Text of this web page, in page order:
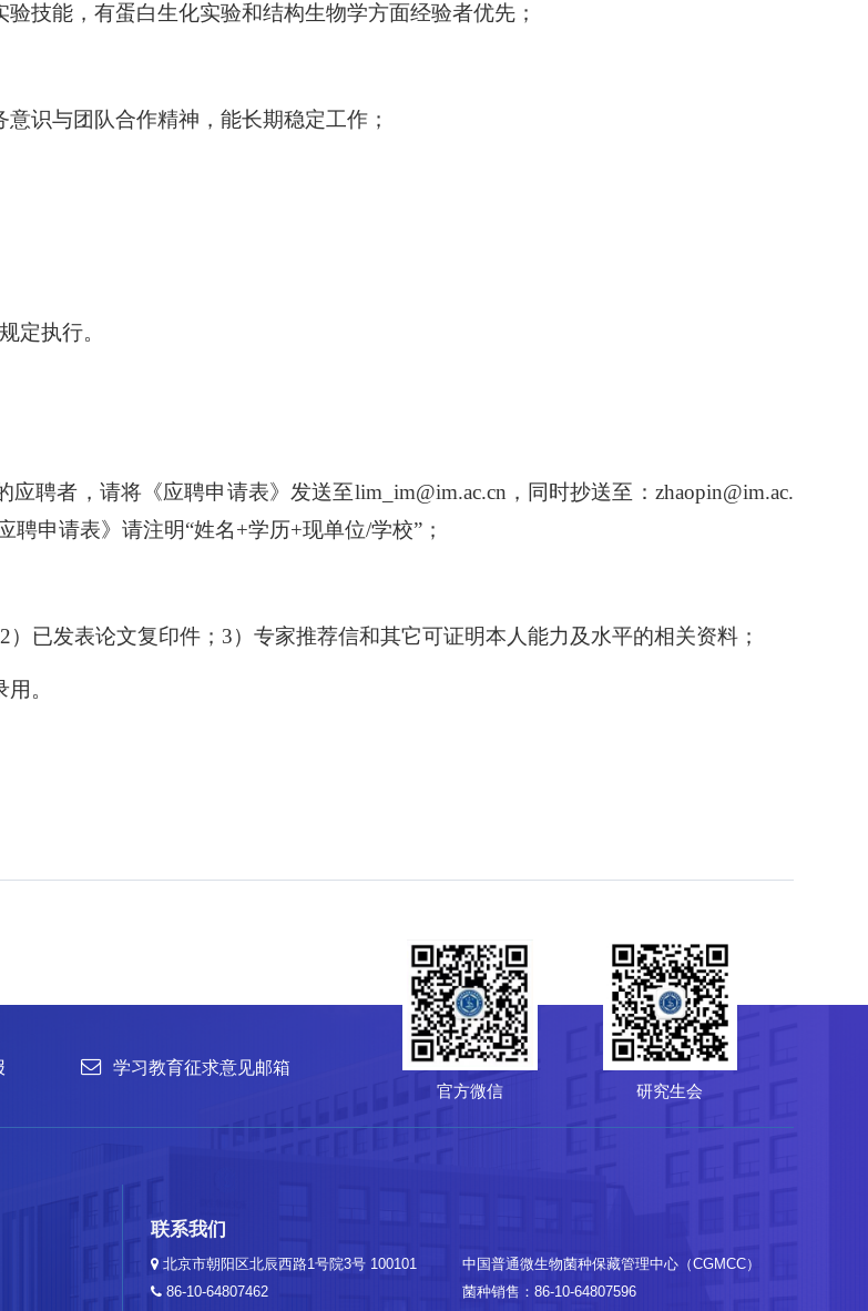
技能，有蛋白生化实验和结构生物学方面经验者优先；
识与团队合作精神，能长期稳定工作；
定执行。
聘者，请将《应聘申请表》发送至lim_im@im.ac.cn，同时抄送至：zhaopin@im.ac.
申请表》请注明“姓名+学历+现单位/学校”；
已发表论文复印件；3）专家推荐信和其它可证明本人能力及水平的相关资料；
。
官方微信
研究生会